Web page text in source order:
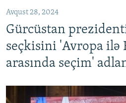
qayıt
Axtarışa
#ƏSLINDƏ
QANUNI DOĞRU
Avqust 28, 2024
Gürcüstan
seçkisini 'Avropa ilə
arasında seçim'